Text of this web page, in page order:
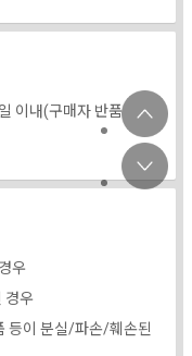
이내(구매자 반품
우
경우
등이 분실/파손/훼손된